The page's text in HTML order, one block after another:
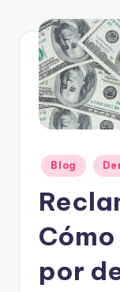
D
Posted
in
Blog
por